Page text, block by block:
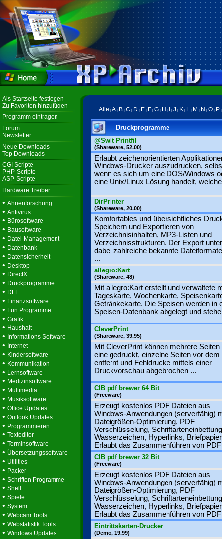
Als Startseite festlegen
Zu Favoriten hinzufügen
Programm eintragen
Forum
Newsletter
Neue Downloads
Top Downloads
CGI Scripte
PHP-Scripte
ASP-Scripte
Hardware Treiber
• Ahnenforschung
• Antivirus
• Bürosoftware
• Bausoftware
• Datei-Management
• Datenbank
• Datensicherheit
• Desktop
• DirectX
• Druckprogramme
• DLL
• Finanzsoftware
• Fun Programme
• Grafik
• Haushalt
• Informations Software
• Internet
• Kindersoftware
• Kommunikation
• Lernsoftware
• Medizinsoftware
• Multimedia
• Musiksoftware
• Office Updates
• Outlook Updates
• Programmieren
• Texteditor
• Terminsoftware
• Übersetzungssoftware
• Utilities
• Packer
• Schriften Programme
• Shell
• Spiele
• System
• Webcam Tools
• Webstatistik Tools
• Windows Updates
Alle A B C D E F G H J K L M N O P
Druckprogramme
@SwIt Printfil
(Shareware, 52.00)
Erlaubt zeichenorientierten
Windows-Drucker auszudrucken,
wenn es sich um eine DOS/Windows
eine Unix/Linux Lösung handelt,
DirPrinter
(Shareware, 20.00)
Komfortables und übersichtliches
Speichern und Exportieren von
Verzeichnisinhalten, MP3-Listen und
Verzeichnisstrukturen. Der Export
dabei zahlreiche bekannte
...
allegro:Kart
(Shareware, 48)
Mit allegro:Kart erstellt und verwaltete
Tageskarte, Wochenkarte,
Getränkekarte. Die Speisen werden in
Speisen-Datenbank abgelegt und
CleverPrint
(Shareware, 39.95)
Mit CleverPrint können mehrere Seiten
eine gedruckt, einzelne Seiten vor dem
entfernt und Fehldrucke mittels einer
Druckvorschau abgebrochen ...
CIB pdf brewer 64 Bit
(Freeware)
Erzeugt kostenlos PDF Dateien aus
Windows-Anwendungen (serverfähig)
Dateigrößen-Optimierung, PDF
Verschlüsselung,
Wasserzeichen, Hyperlinks,
Erlaubt das Zusammenführen von
CIB pdf brewer 32 Bit
(Freeware)
Erzeugt kostenlos PDF Dateien aus
Windows-Anwendungen (serverfähig)
Dateigrößen-Optimierung, PDF
Verschlüsselung,
Wasserzeichen, Hyperlinks,
Erlaubt das Zusammenführen von
Eintrittskarten-Drucker
(Demo, 19.99)